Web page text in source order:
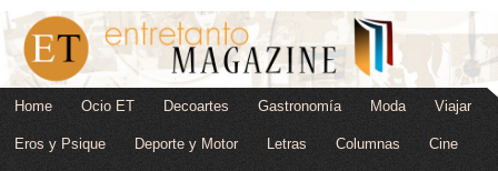
Home Ocio ET Decoartes Gastronomía Moda Viajar
Eros y Psique Deporte y Motor Letras Columnas Cine